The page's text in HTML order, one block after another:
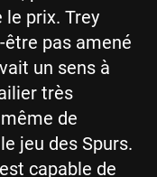
prix. Trey
être pas amené
un sens à
très
de
jeu des Spurs.
capable de